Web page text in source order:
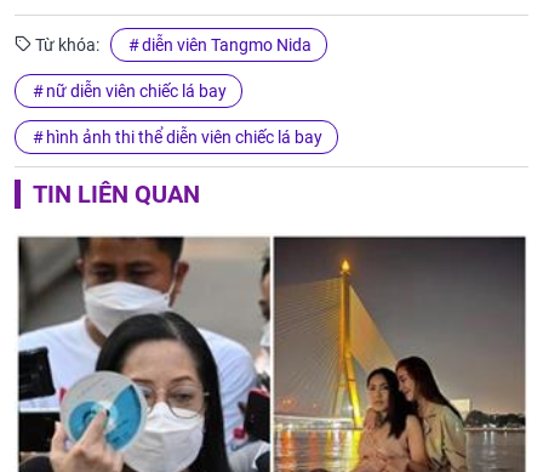
Từ khóa: diễn viên Tangmo Nida
nữ diễn viên chiếc lá bay
hình ảnh thi thể diễn viên chiếc lá bay
TIN LIÊN QUAN